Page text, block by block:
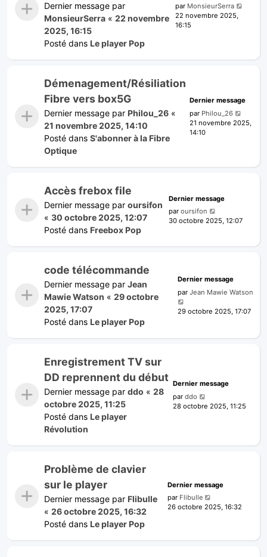
Dernier message par
MonsieurSerra « 22 novembre
2025, 16:15
Posté dans Le player Pop
par MonsieurSerra
22 novembre 2025,
16:15
Démenagement/Résiliation
Fibre vers box5G
Dernier message par Philou_26 «
21 novembre 2025, 14:10
Posté dans S'abonner à la Fibre
Optique
Dernier message
par Philou_26
21 novembre 2025,
14:10
Accès frebox file
Dernier message par oursifon
« 30 octobre 2025, 12:07
Posté dans Freebox Pop
Dernier message
par oursifon
30 octobre 2025, 12:07
code télécommande
Dernier message par Jean
Mawie Watson « 29 octobre
2025, 17:07
Posté dans Le player Pop
Dernier message
par Jean Mawie Watson
29 octobre 2025, 17:07
Enregistrement TV sur
DD reprennent du début
Dernier message par ddo « 28
octobre 2025, 11:25
Posté dans Le player
Révolution
Dernier message
par ddo
28 octobre 2025, 11:25
Problème de clavier
sur le player
Dernier message par Flibulle
« 26 octobre 2025, 16:32
Posté dans Le player Pop
Dernier message
par Flibulle
26 octobre 2025, 16:32